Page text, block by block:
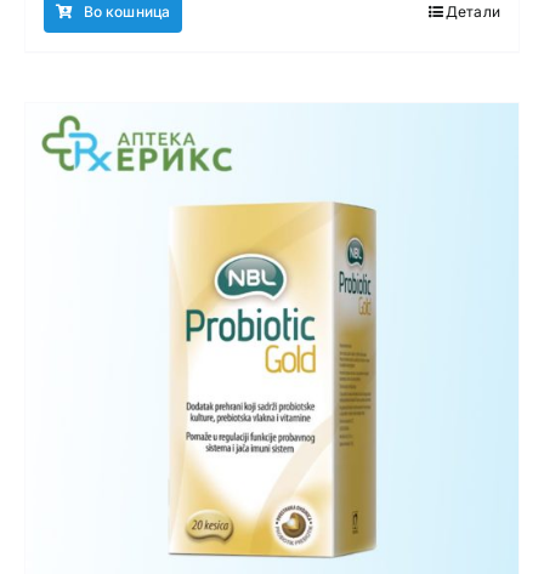
Во кошница Детали